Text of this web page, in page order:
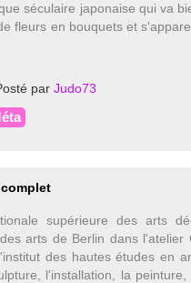
séculaire japonaise qui va
fleurs en bouquets et
par Judo73
supérieure des arts
arts de Berlin dans
des hautes études en
l'installation, la